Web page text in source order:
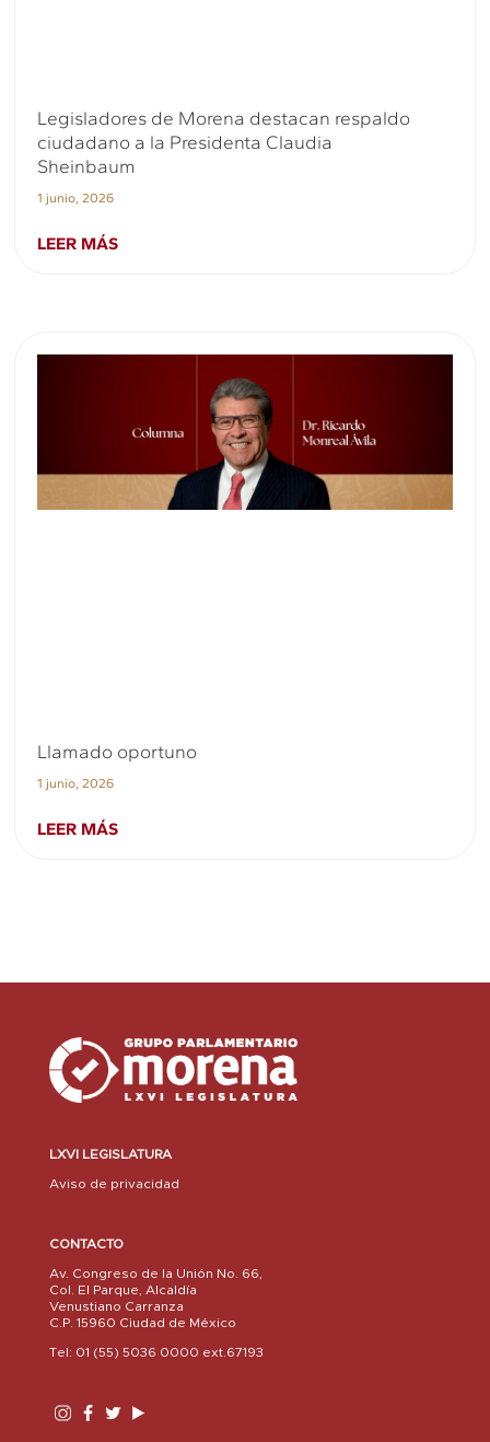
Legisladores de Morena destacan respaldo
ciudadano a la Presidenta Claudia
Sheinbaum
1 junio, 2026
LEER MÁS
Llamado oportuno
1 junio, 2026
LEER MÁS
LXVI LEGISLATURA
Aviso de privacidad
CONTACTO
Av. Congreso de la Unión No. 66,
Col. El Parque, Alcaldía
Venustiano Carranza
C.P. 15960 Ciudad de México
Tel: 01 (55) 5036 0000 ext.67193